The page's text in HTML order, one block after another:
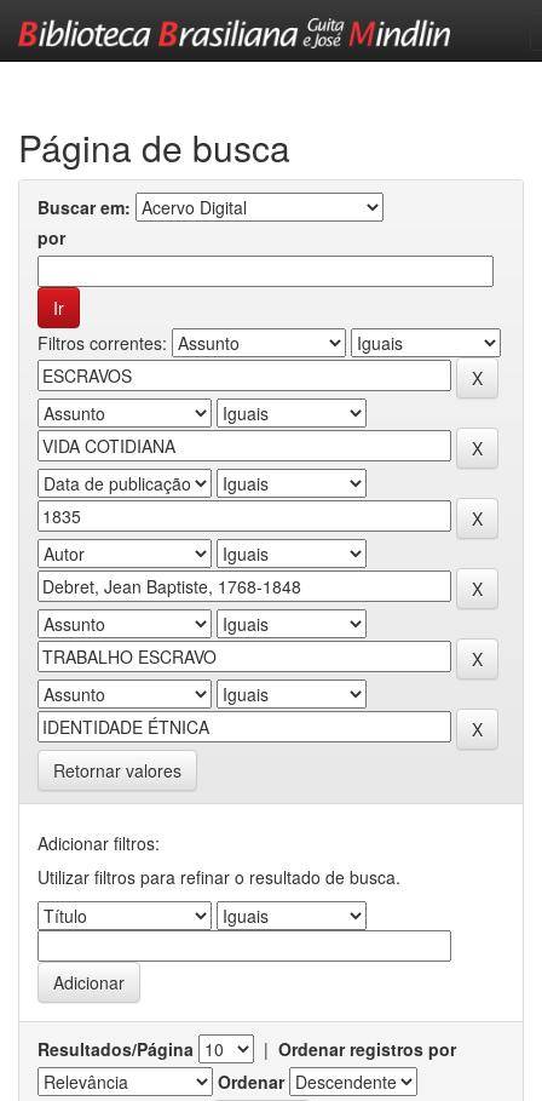
Página de busca
Buscar em:
por
Filtros correntes:
Retornar valores
Adicionar filtros:
Utilizar filtros para refinar o resultado de busca.
Resultados/Página | Ordenar registros por
Ordenar